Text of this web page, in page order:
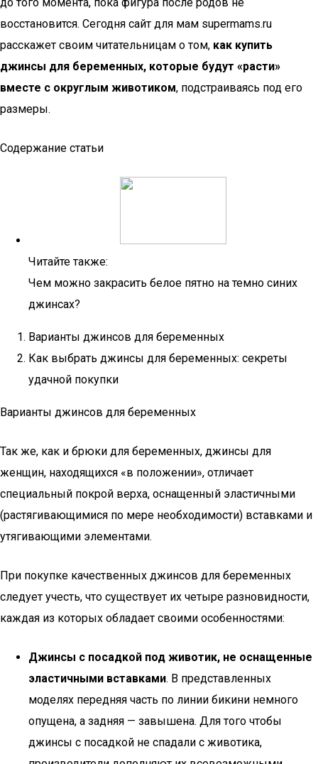
восстановится. Сегодня сайт для мам supermams.ru
расскажет своим читательницам о том, как купить
джинсы для беременных, которые будут «расти»
вместе с округлым животиком, подстраиваясь под его
размеры.
Содержание статьи
Читайте также:
Чем можно закрасить белое пятно на темно синих
джинсах?
Варианты джинсов для беременных
Как выбрать джинсы для беременных: секреты
удачной покупки
Варианты джинсов для беременных
Так же, как и брюки для беременных, джинсы для
женщин, находящихся «в положении», отличает
специальный покрой верха, оснащенный эластичными
(растягивающимися по мере необходимости) вставками и
утягивающими элементами.
При покупке качественных джинсов для беременных
следует учесть, что существует их четыре разновидности,
каждая из которых обладает своими особенностями:
Джинсы с посадкой под животик, не оснащенные
эластичными вставками. В представленных
моделях передняя часть по линии бикини немного
опущена, а задняя — завышена. Для того чтобы
джинсы с посадкой не спадали с животика,